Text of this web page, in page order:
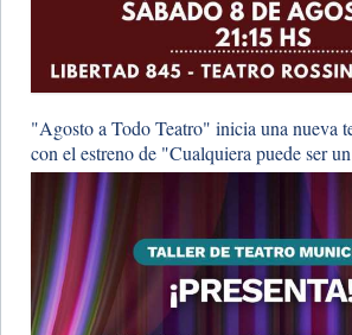
"Agosto a Todo Teatro" inicia una nueva
con el estreno de "Cualquiera puede ser